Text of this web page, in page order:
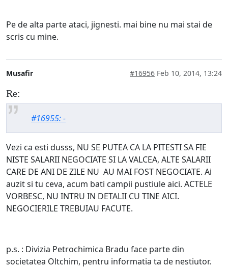
Pe de alta parte ataci, jignesti. mai bine nu mai stai de
scris cu mine.
Musafir #16956 Feb 10, 2014, 13:24
Re:
#16955: -
Vezi ca esti dusss, NU SE PUTEA CA LA PITESTI SA FIE
NISTE SALARII NEGOCIATE SI LA VALCEA, ALTE SALARII
CARE DE ANI DE ZILE NU AU MAI FOST NEGOCIATE. Ai
auzit si tu ceva, acum bati campii pustiule aici. ACTELE
VORBESC, NU INTRU IN DETALII CU TINE AICI.
NEGOCIERILE TREBUIAU FACUTE.
p.s. : Divizia Petrochimica Bradu face parte din
societatea Oltchim, pentru informatia ta de nestiutor.